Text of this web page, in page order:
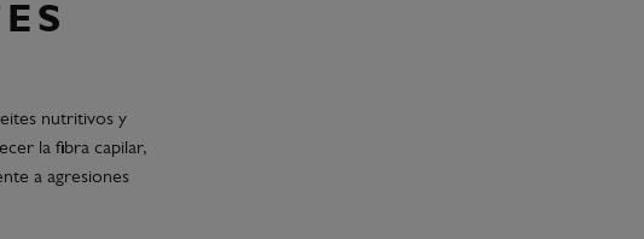
nutritivos y
la fibra capilar,
a agresiones